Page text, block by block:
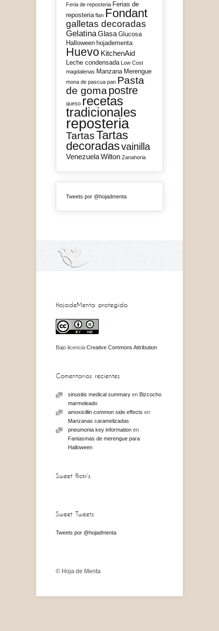
Feria de reposteria Ferias de
reposteria flan Fondant
galletas decoradas
GelatinaGlasa Glucosa
Halloween hojadementa
Huevo KitchenAid
Leche condensada
Low Cost
magdalenas Manzana Merengue
mona de pascua pan Pasta
de gomapostre
queso recetas
tradicionales
reposteria
TartasTartas
decoradasvainilla
VenezuelaWilton Zanahoria
Tweets por @hojadmenta
HojadeMenta protegido
Bajo licencia Creative Commons Attribution
Comentarios recientes
sinusitis medical summary en Bizcocho
marmoleado
amoxicillin common side effects en
Manzanas caramelizadas
pneumonia key information en
Fantasmas de merengue para
Halloween
Sweet flickr’s
Sweet Tweets
Tweets por @hojadmenta
© Hoja de Menta